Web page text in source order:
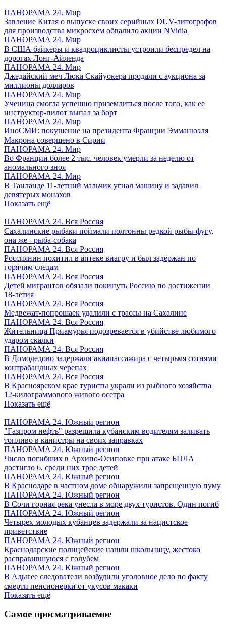
ПАНОРАМА 24. Мир
Завление Китая о выпуске своих серийных DUV-литографов
для производства микросхем обвалило акции NVidia
ПАНОРАМА 24. Мир
В США байкеры и квадроциклисты устроили беспредел на
дорогах Лонг-Айленда
ПАНОРАМА 24. Мир
Джедайский меч Люка Скайуокера продали с аукциона за
миллионы долларов
ПАНОРАМА 24. Мир
Ученица смогла успешно приземлиться после того, как ее
инструктор-пилот выпал за борт
ПАНОРАМА 24. Мир
ИноСМИ: покушение на президента Франции Эмманюэля
Макрона совершено в Сирии
ПАНОРАМА 24. Мир
Во Франции более 2 тыс. человек умерли за неделю от
аномального зноя
ПАНОРАМА 24. Мир
В Таиланде 11-летний мальчик угнал машину и задавил
девятерых монахов
Показать ещё
ПАНОРАМА 24. Вся Россия
Сахалинские рыбаки поймали полтонны редкой рыбы-фугу,
она же - рыба-собака
ПАНОРАМА 24. Вся Россия
Россиянин похитил в аптеке виагру и был задержан по
горячим следам
ПАНОРАМА 24. Вся Россия
Детей мигрантов обязали покинуть Россию по достижении
18-летия
ПАНОРАМА 24. Вся Россия
Медвежат-попрошаек удалили с трассы на Сахалине
ПАНОРАМА 24. Вся Россия
Жительница Приамурья подозревается в убийстве любимого
ударом скалки
ПАНОРАМА 24. Вся Россия
В Домодедово задержали авиапассажира с четырьмя сотнями
контрабандных черепах
ПАНОРАМА 24. Вся Россия
В Красноярском крае туристы украли из рыбного хозяйства
12-килограммового живого осетра
Показать ещё
ПАНОРАМА 24. Южный регион
"Газпром нефть" разрешила кубанским водителям заливать
топливо в канистры на своих заправках
ПАНОРАМА 24. Южный регион
Число погибших в Архипо-Осиповке при атаке БПЛА
достигло 6, среди них трое детей
ПАНОРАМА 24. Южный регион
В Краснодаре в частном доме обнаружили запрещенную пуму
ПАНОРАМА 24. Южный регион
В Сочи горная река унесла в море двух туристов. Один погиб
ПАНОРАМА 24. Южный регион
Четырех молодых кубанцев задержали за нацистское
приветствие
ПАНОРАМА 24. Южный регион
Краснодарские полицейские нашли школьницу, жестоко
расправившуюся с голубем
ПАНОРАМА 24. Южный регион
В Адыгее следователи возбудили уголовное дело по факту
смерти пенсионерки от укусов макаки
Показать ещё
Самое просматриваемое